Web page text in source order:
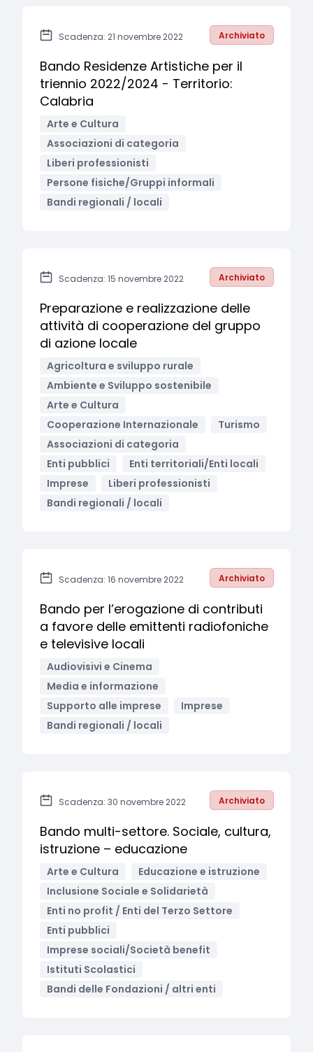
Scadenza: 21 novembre 2022 Archiviato
Bando Residenze Artistiche per il
triennio 2022/2024 - Territorio:
Calabria
Arte e Cultura
Associazioni di categoria
Liberi professionisti
Persone fisiche/Gruppi informali
Bandi regionali / locali
Scadenza: 15 novembre 2022 Archiviato
Preparazione e realizzazione delle
attività di cooperazione del gruppo
di azione locale
Agricoltura e sviluppo rurale
Ambiente e Sviluppo sostenibile
Arte e Cultura
Cooperazione Internazionale
Turismo
Associazioni di categoria
Enti pubblici
Enti territoriali/Enti locali
Imprese
Liberi professionisti
Bandi regionali / locali
Scadenza: 16 novembre 2022 Archiviato
Bando per l’erogazione di contributi
a favore delle emittenti radiofoniche
e televisive locali
Audiovisivi e Cinema
Media e informazione
Supporto alle imprese
Imprese
Bandi regionali / locali
Scadenza: 30 novembre 2022 Archiviato
Bando multi-settore. Sociale, cultura,
istruzione – educazione
Arte e Cultura
Educazione e istruzione
Inclusione Sociale e Solidarietà
Enti no profit / Enti del Terzo Settore
Enti pubblici
Imprese sociali/Società benefit
Istituti Scolastici
Bandi delle Fondazioni / altri enti